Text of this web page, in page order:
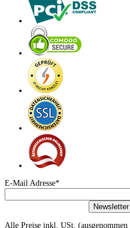
E-Mail Adresse*
Alle Preise inkl. USt.